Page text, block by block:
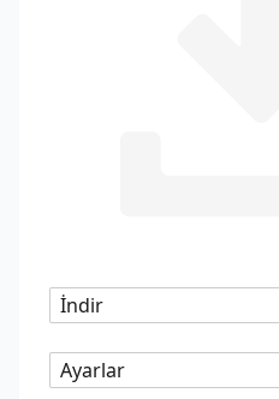
İndir
Ayarlar